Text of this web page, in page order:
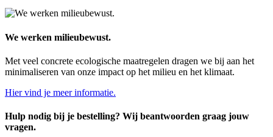
We werken milieubewust.
Met veel concrete ecologische maatregelen dragen we bij aan het
minimaliseren van onze impact op het milieu en het klimaat.
Hier vind je meer informatie.
Hulp nodig bij je bestelling? Wij beantwoorden graag jouw
vragen.